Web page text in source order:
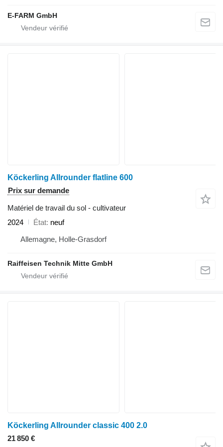
E-FARM GmbH
Köckerling Allrounder flatline 600
Prix sur demande
Matériel de travail du sol - cultivateur
2024
État neuf
Allemagne, Holle-Grasdorf
Raiffeisen Technik Mitte GmbH
Köckerling Allrounder classic 400 2.0
21 850 €